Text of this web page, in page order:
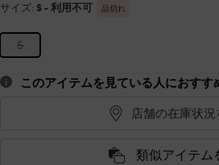
サイズ: S - 利用不可 品切れ
S
このアイテムを見ている人におすす
店舗の在庫状況
類似アイテム